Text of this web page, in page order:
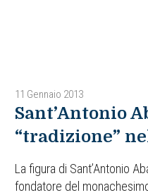
11 Gennaio 2013
Sant’Antonio
“tradizione”
La figura di Sant’Antonio
fondatore del